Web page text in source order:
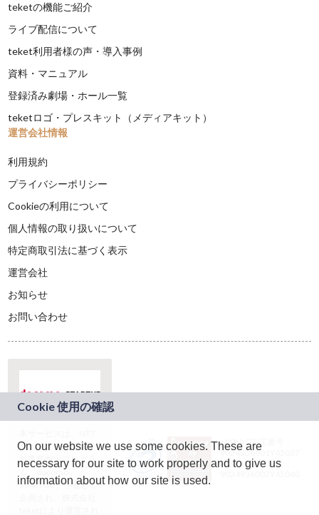
teketの機能ご紹介
ライブ配信について
teket利用者様の声・導入事例
資料・マニュアル
登録済み劇場・ホール一覧
teketロゴ・プレスキット（メディアキット）
運営会社情報
利用規約
プライバシーポリシー
Cookieの利用について
個人情報の取り扱いについて
特定商取引法に基づく表示
運営会社
お知らせ
お問い合わせ
ドコモグループの新
規事業創出プログラ
ム「docomo
STARTUP」を通じて
JASRAC許諾番号：
9024936001Y45037
JASRAC許諾番号：
On our website we use some cookies. These are
necessary for our site to work properly and to give us
information about how our site is used.